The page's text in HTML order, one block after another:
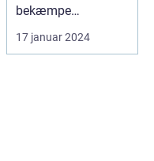
bekæmpe
hudproblemer
Introduktion til
17 januar 2024